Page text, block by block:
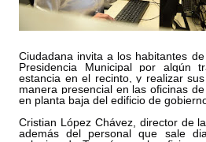
Ciudadana invita a los habitantes
Presidencia Municipal por algún
estancia en el recinto, y realizar
manera presencial en las oficinas
en planta baja del edificio de
Cristian López Chávez, director de
además del personal que sale